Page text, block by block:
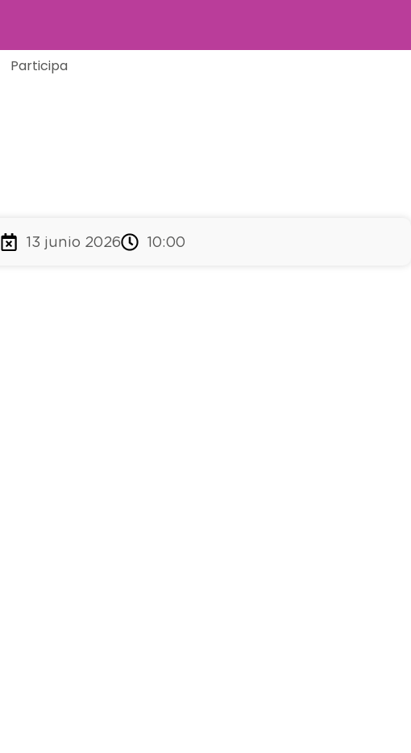
Participa
13 junio 2026 10:00